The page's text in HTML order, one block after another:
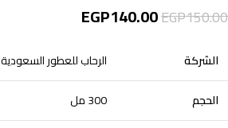
EGP150.00
EGP140.00
الشركة
الرحاب للعطور السعودية
الحجم
300 مل